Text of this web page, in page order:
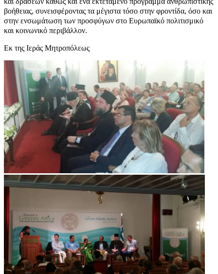
βοήθειας, συνεισφέροντας τα μέγιστα τόσο στην φροντίδα, όσο και
στην ενσωμάτωση των προσφύγων στο Ευρωπαϊκό πολιτισμικό
και κοινωνικό περιβάλλον.
Εκ της Ιεράς Μητροπόλεως